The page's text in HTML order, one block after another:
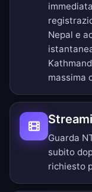
Nepal e
massima
Guarda
subito
richiesto